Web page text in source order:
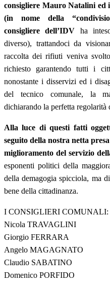
consigliere Mauro Natalini
(in nome della
consigliere dell’IDV ha
diverso), trattandoci da
raccolta dei rifiuti veniva
richiesto garantendo tutti i
nonostante i disservizi ed i
del tecnico comunale, la
dichiarando la perfetta regolarità
Alla luce di questi fatti
seguito della nostra netta
miglioramento del servizio
esponenti politici della
della demagogia spicciola, ma
bene della cittadinanza.
I CONSIGLIERI COMUNALI:
Nicola TRAVAGLINI
Giorgio FERRARA
Angelo MAGAGNATO
Claudio SABATINO
Domenico PORFIDO